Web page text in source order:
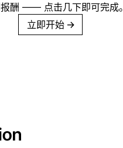
酬 —— 点击几下即可完成。
立即开始 →